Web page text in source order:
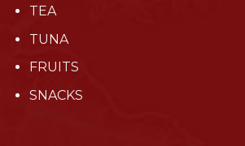
TEA
TUNA
FRUITS
SNACKS